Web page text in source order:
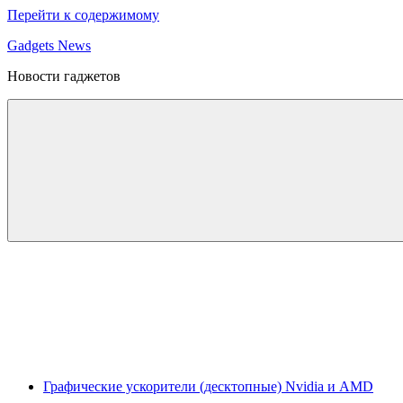
Перейти к содержимому
Gadgets News
Новости гаджетов
Графические ускорители (десктопные) Nvidia и AMD